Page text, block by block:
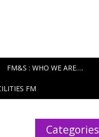
FM&S : WHO WE ARE….
FM
Categories